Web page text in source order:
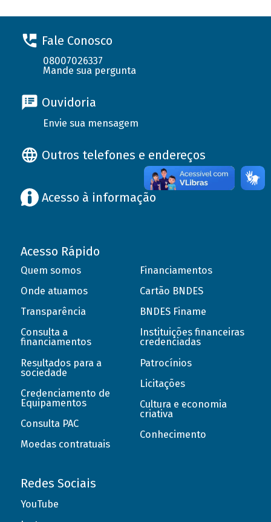
Fale Conosco
08007026337
Mande sua pergunta
Ouvidoria
Envie sua mensagem
Outros telefones e endereços
Acesso à informação
Acesso Rápido
Quem somos
Onde atuamos
Transparência
Consulta a
financiamentos
Resultados para a
sociedade
Credenciamento de
Equipamentos
Consulta PAC
Moedas contratuais
Financiamentos
Cartão BNDES
BNDES Finame
Instituições financeiras
credenciadas
Patrocínios
Licitações
Cultura e economia
criativa
Conhecimento
Redes Sociais
YouTube